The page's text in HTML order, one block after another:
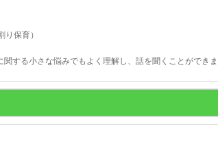
保育）
する小さな悩みでもよく理解し、話を聞くことができま